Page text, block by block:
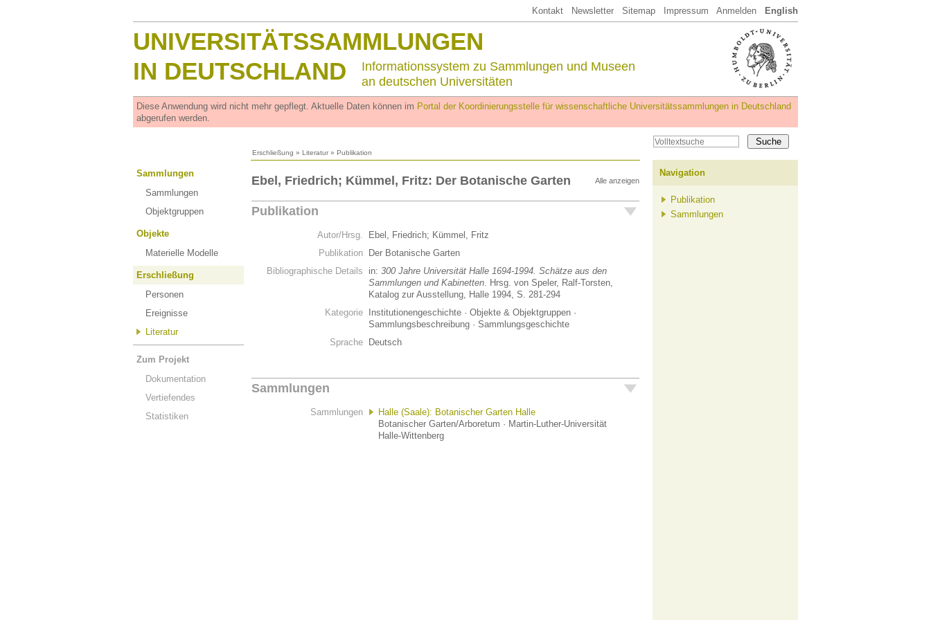
Kontakt Newsletter Sitemap Impressum Anmelden English
UNIVERSITÄTSSAMMLUNGEN
IN DEUTSCHLAND
Informationssystem zu Sammlungen und Museen
an deutschen Universitäten
Diese Anwendung wird nicht mehr gepflegt. Aktuelle Daten können im Portal der Koordinierungsstelle für wissenschaftliche Universitätssammlungen in Deutschland
abgerufen werden.
Erschließung » Literatur » Publikation
Sammlungen
Sammlungen
Objektgruppen
Objekte
Materielle Modelle
Erschließung
Personen
Ereignisse
Literatur
Zum Projekt
Dokumentation
Vertiefendes
Statistiken
Alle anzeigen
Ebel, Friedrich; Kümmel, Fritz: Der Botanische Garten
Publikation
Autor/Hrsg.
Ebel, Friedrich; Kümmel, Fritz
Publikation
Der Botanische Garten
Bibliographische Details
in: 300 Jahre Universität Halle 1694-1994. Schätze aus den
Sammlungen und Kabinetten. Hrsg. von Speler, Ralf-Torsten,
Katalog zur Ausstellung, Halle 1994, S. 281-294
Kategorie
Institutionengeschichte · Objekte & Objektgruppen ·
Sammlungsbeschreibung · Sammlungsgeschichte
Sprache
Deutsch
Sammlungen
Sammlungen
Halle (Saale): Botanischer Garten Halle
Botanischer Garten/Arboretum · Martin-Luther-Universität
Halle-Wittenberg
Navigation
Publikation
Sammlungen